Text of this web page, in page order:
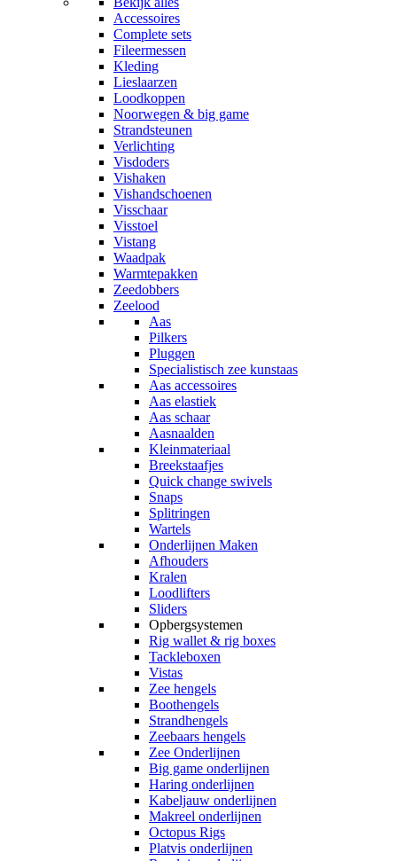
Accessoires
Complete sets
Fileermessen
Kleding
Lieslaarzen
Loodkoppen
Noorwegen & big game
Strandsteunen
Verlichting
Visdoders
Vishaken
Vishandschoenen
Visschaar
Visstoel
Vistang
Waadpak
Warmtepakken
Zeedobbers
Zeelood
Aas
Pilkers
Pluggen
Specialistisch zee kunstaas
Aas accessoires
Aas elastiek
Aas schaar
Aasnaalden
Kleinmateriaal
Breekstaafjes
Quick change swivels
Snaps
Splitringen
Wartels
Onderlijnen Maken
Afhouders
Kralen
Loodlifters
Sliders
Opbergsystemen
Rig wallet & rig boxes
Tackleboxen
Vistas
Zee hengels
Boothengels
Strandhengels
Zeebaars hengels
Zee Onderlijnen
Big game onderlijnen
Haring onderlijnen
Kabeljauw onderlijnen
Makreel onderlijnen
Octopus Rigs
Platvis onderlijnen